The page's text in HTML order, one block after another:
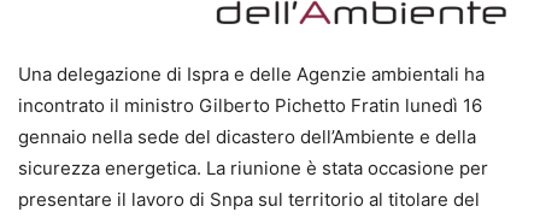
Una delegazione di Ispra e delle Agenzie ambientali ha
incontrato il ministro Gilberto Pichetto Fratin lunedì 16
gennaio nella sede del dicastero dell’Ambiente e della
sicurezza energetica. La riunione è stata occasione per
presentare il lavoro di Snpa sul territorio al titolare del